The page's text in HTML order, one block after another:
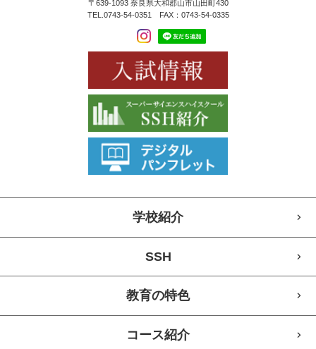
〒639-1093 奈良県大和郡山市山田町430
TEL.0743-54-0351 FAX：0743-54-0335
学校紹介
SSH
教育の特色
コース紹介